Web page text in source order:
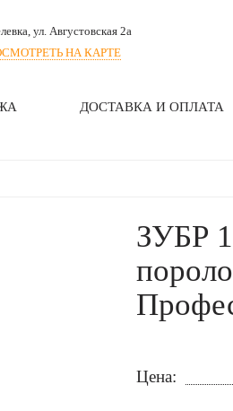
, ул. Августовская 2а
НА КАРТЕ
ДОСТАВКА И ОПЛАТА
ЗУБР
Цена: